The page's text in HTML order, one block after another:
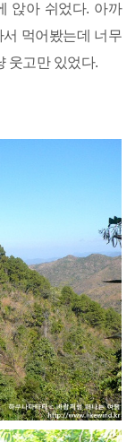
앉아 쉬었다. 아까
먹어봤는데 너무
웃고만 있었다.